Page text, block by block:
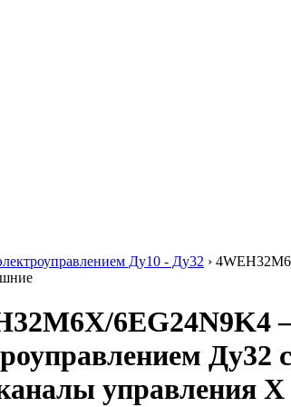
Ду10 - Ду32 ›
6EG24N9K4
Ду32
управления